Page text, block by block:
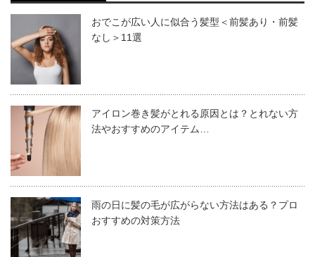
簡単に言うと、トリートメント効果もありスタイリング剤
としても使える万能アイテム。雑誌やネットでも多く目に
つくのでご存じの方も多いと思います。
天然油脂を使用しているものも多く、オーガニック仕様の
ものが多くありますので安心して使用できます。ナチュラ
ル志向な方に特におすすめです。
ルベル モイ バーム ウォークインフォレス
ト
おでこが広い人に似合う髪型＜前髪あり・前髪
なし＞11選
アイロン巻き髪がとれる原因とは？とれない方
法やおすすめのアイテム…
雨の日に髪の毛が広がらない方法はある？プロ
おすすめの対策方法